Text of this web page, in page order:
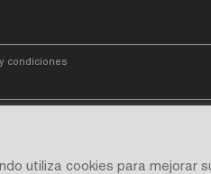
condiciones
utiliza cookies para mejorar